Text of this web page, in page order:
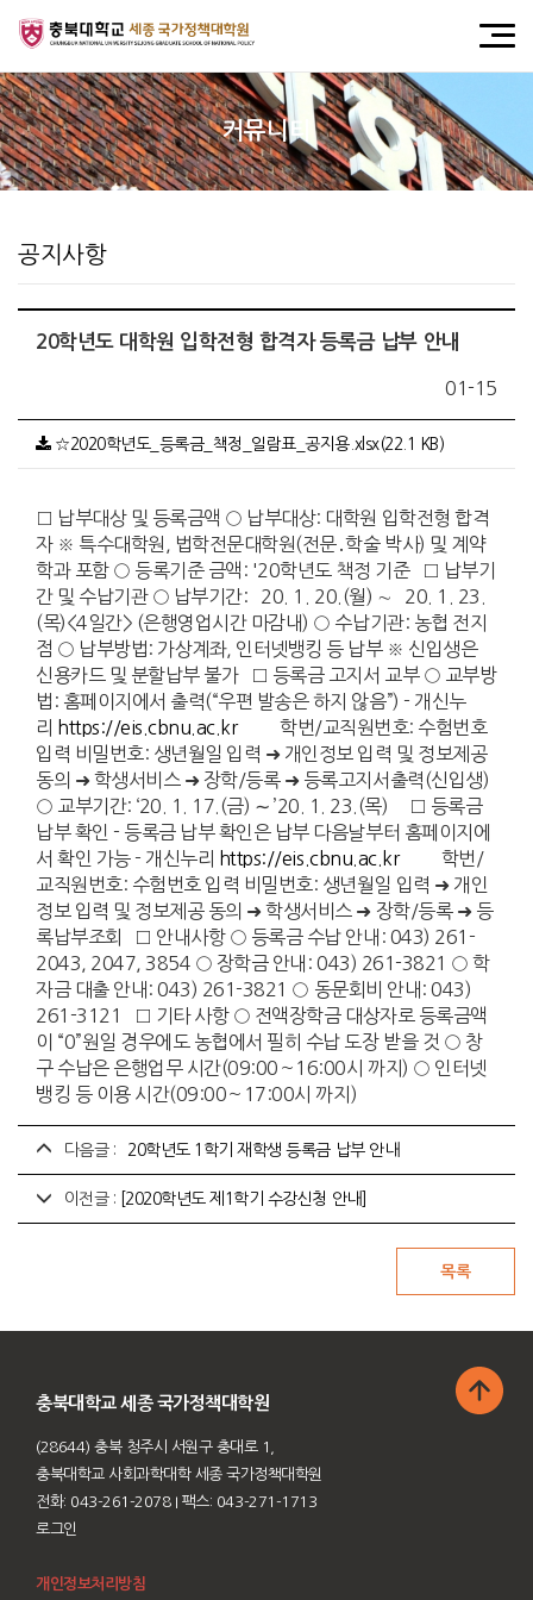
커뮤니티
공지사항
20학년도 대학원 입학전형 합격자 등록금 납부 안내
01-15
☆2020학년도_등록금_책정_일람표_공지용.xlsx(22.1 KB)
□ 납부대상 및 등록금액 ○ 납부대상: 대학원 입학전형 합격
자 ※ 특수대학원, 법학전문대학원(전문․학술 박사) 및 계약
학과 포함 ○ 등록기준 금액: '20학년도 책정 기준 □ 납부기
간 및 수납기관 ○ 납부기간: `20. 1. 20.(월) ∼ `20. 1. 23.
(목)<4일간> (은행영업시간 마감내) ○ 수납기관: 농협 전지
점 ○ 납부방법: 가상계좌, 인터넷뱅킹 등 납부 ※ 신입생은
신용카드 및 분할납부 불가 □ 등록금 고지서 교부 ○ 교부방
법: 홈페이지에서 출력(“우편 발송은 하지 않음”) - 개신누
리
https://eis.cbnu.ac.kr학번/교직원번호: 수험번호
입력 비밀번호: 생년월일 입력 ➜ 개인정보 입력 및 정보제공
동의 ➜ 학생서비스 ➜ 장학/등록 ➜ 등록고지서출력(신입생)
○ 교부기간: ‘20. 1. 17.(금) ∼ ’20. 1. 23.(목) □ 등록금
납부 확인 - 등록금 납부 확인은 납부 다음날부터 홈페이지에
서 확인 가능 - 개신누리
https://eis.cbnu.ac.kr학번/
교직원번호: 수험번호 입력 비밀번호: 생년월일 입력 ➜ 개인
정보 입력 및 정보제공 동의 ➜ 학생서비스 ➜ 장학/등록 ➜ 등
록납부조회 □ 안내사항 ○ 등록금 수납 안내: 043) 261-
2043, 2047, 3854 ○ 장학금 안내: 043) 261-3821 ○ 학
자금 대출 안내: 043) 261-3821 ○ 동문회비 안내: 043)
261-3121 □ 기타 사항 ○ 전액장학금 대상자로 등록금액
이 “0”원일 경우에도 농협에서 필히 수납 도장 받을 것 ○ 창
구 수납은 은행업무 시간(09:00～16:00시 까지) ○ 인터넷
뱅킹 등 이용 시간(09:00～17:00시 까지)
다음글 : `20학년도 1학기 재학생 등록금 납부 안내
이전글 : [2020학년도 제1학기 수강신청 안내]
충북대학교 세종 국가정책대학원
(28644) 충북 청주시 서원구 충대로 1,
충북대학교 사회과학대학 세종 국가정책대학원
전화: 043-261-2078 I 팩스: 043-271-1713
로그인
개인정보처리방침